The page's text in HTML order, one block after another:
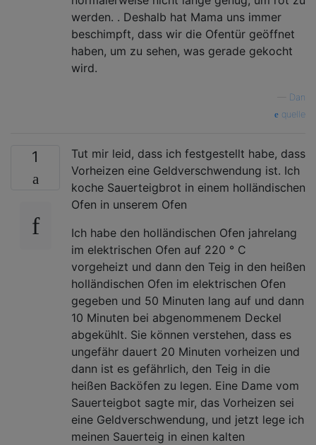
werden. . Deshalb hat Mama uns immer
beschimpft, dass wir die Ofentür geöffnet
haben, um zu sehen, was gerade gekocht
wird.
Dan
quelle
1
Tut mir leid, dass ich festgestellt habe, dass
Vorheizen eine Geldverschwendung ist. Ich
koche Sauerteigbrot in einem holländischen
Ofen in unserem Ofen
Ich habe den holländischen Ofen jahrelang
im elektrischen Ofen auf 220 ° C
vorgeheizt und dann den Teig in den heißen
holländischen Ofen im elektrischen Ofen
gegeben und 50 Minuten lang auf und dann
10 Minuten bei abgenommenem Deckel
abgekühlt. Sie können verstehen, dass es
ungefähr dauert 20 Minuten vorheizen und
dann ist es gefährlich, den Teig in die
heißen Backöfen zu legen. Eine Dame vom
Sauerteigbot sagte mir, das Vorheizen sei
eine Geldverschwendung, und jetzt lege ich
meinen Sauerteig in einen kalten